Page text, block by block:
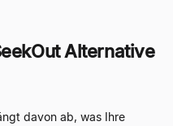
Alternative
davon ab, was Ihre